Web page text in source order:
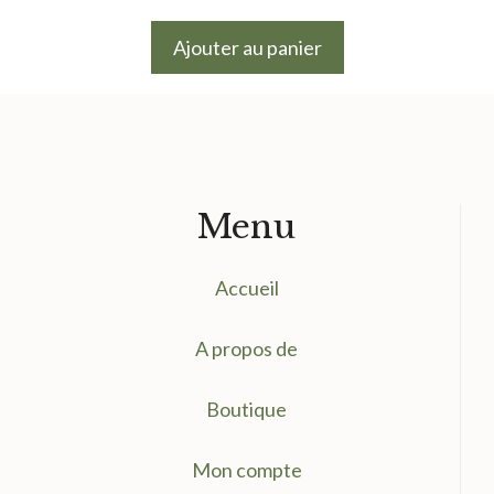
actuel
Ajouter au panier
Menu
Accueil
A propos de
Boutique
Mon compte